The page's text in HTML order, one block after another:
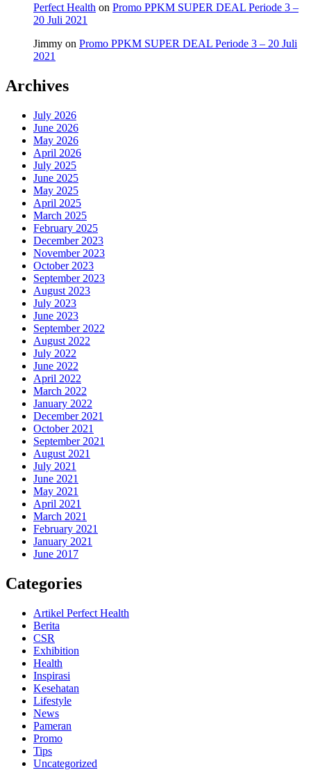
Perfect Health on Promo PPKM SUPER DEAL Periode 3 –
20 Juli 2021
Jimmy on Promo PPKM SUPER DEAL Periode 3 – 20 Juli
2021
Archives
July 2026
June 2026
May 2026
April 2026
July 2025
June 2025
May 2025
April 2025
March 2025
February 2025
December 2023
November 2023
October 2023
September 2023
August 2023
July 2023
June 2023
September 2022
August 2022
July 2022
June 2022
April 2022
March 2022
January 2022
December 2021
October 2021
September 2021
August 2021
July 2021
June 2021
May 2021
April 2021
March 2021
February 2021
January 2021
June 2017
Categories
Artikel Perfect Health
Berita
CSR
Exhibition
Health
Inspirasi
Kesehatan
Lifestyle
News
Pameran
Promo
Tips
Uncategorized